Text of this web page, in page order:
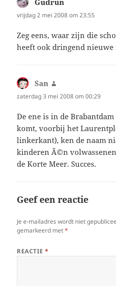
vrijdag 2 mei 2008 om 23:55
Zeg eens, waar zijn die
heeft ook dringend
San
zaterdag 3 mei 2008 om 00:29
De ene is in de
komt, voorbij het
linkerkant), ken de naam
kinderen Ã©n
de Korte Meer. Succes.
Geef een reactie
Je e-mailadres wordt niet
gemarkeerd met*
REACTIE*